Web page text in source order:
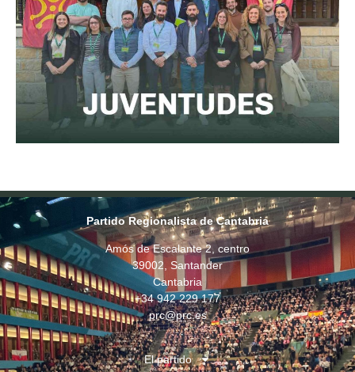
Partido Regionalista de Cantabria
Amós de Escalante 2, centro
39002, Santander
Cantabria
+34 942 229 177
prc@prc.es
El partido